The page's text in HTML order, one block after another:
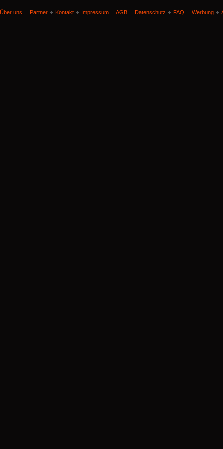
Über uns Partner Kontakt Impressum AGB Datenschutz FAQ Werbung